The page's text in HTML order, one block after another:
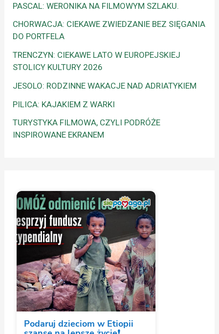
PASCAL: WERONIKA NA FILMOWYM SZLAKU.
CHORWACJA: CIEKAWE ZWIEDZANIE BEZ SIĘGANIA
DO PORTFELA
TRENCZYN: CIEKAWE LATO W EUROPEJSKIEJ
STOLICY KULTURY 2026
JESOLO: RODZINNE WAKACJE NAD ADRIATYKIEM
PILICA: KAJAKIEM Z WARKI
TURYSTYKA FILMOWA, CZYLI PODRÓŻE
INSPIROWANE EKRANEM